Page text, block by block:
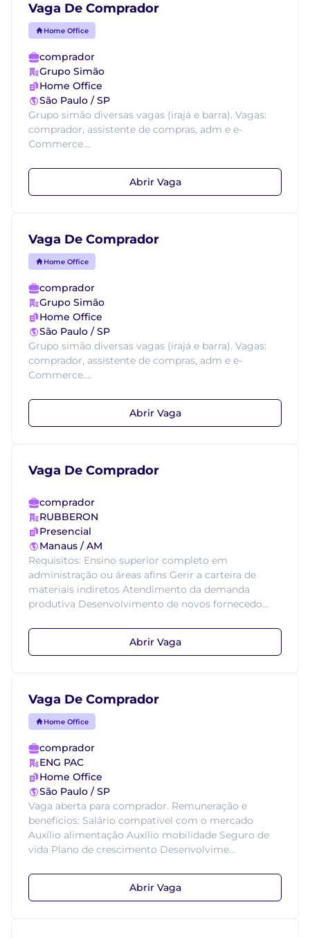
Vaga De Comprador
Home Office
comprador
Grupo Simão
Home Office
São Paulo / SP
Grupo simão diversas vagas (irajá e barra). Vagas:
comprador, assistente de compras, adm e e-
Commerce....
Abrir Vaga
Vaga De Comprador
Home Office
comprador
Grupo Simão
Home Office
São Paulo / SP
Grupo simão diversas vagas (irajá e barra). Vagas:
comprador, assistente de compras, adm e e-
Commerce....
Abrir Vaga
Vaga De Comprador
comprador
RUBBERON
Presencial
Manaus / AM
Requisitos: Ensino superior completo em
administração ou áreas afins Gerir a carteira de
materiais indiretos Atendimento da demanda
produtiva Desenvolvimento de novos fornecedo...
Abrir Vaga
Vaga De Comprador
Home Office
comprador
ENG PAC
Home Office
São Paulo / SP
Vaga aberta para comprador. Remuneração e
benefícios: Salário compatível com o mercado
Auxílio alimentação Auxílio mobilidade Seguro de
vida Plano de crescimento Desenvolvime...
Abrir Vaga